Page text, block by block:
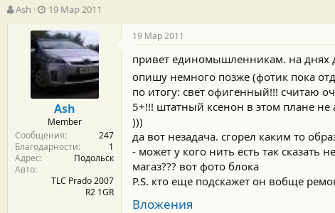
А
в
Ash
Д
а
т
а
н
а
ч
а
а
19 Мар 2011
Ash
Member
Сообщения
247
Благодарности
1
Адрес
Подольск
Авто
TLC Prado 2007
R2 1GR
19 Мар 2011
привет единомышленникам. на днях
опишу немного позже (фотик пока
по итогу: свет офигенный!!! считаю
5+!!! штатный ксенон в этом плане не
)))
да вот незадача. сгорел каким то
- может у кого нить есть так сказать
магаз??? вот фото блока
P.S. кто еще подскажет он вобще
Вложения